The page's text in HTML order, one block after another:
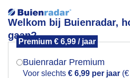
Welkom bij Buienradar,
gaan?
Premium € 6,99 / jaar
Buienradar Premium
Voor slechts € 6,99 per jaar
Mooi weer op Moederdag!
Mogen we je locatie